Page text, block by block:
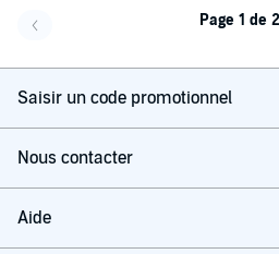
Page 1 de
Saisir un code promotionnel
Nous contacter
Aide